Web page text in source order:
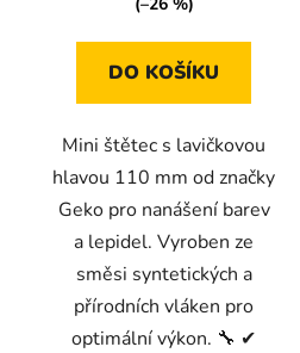
DO KOŠÍKU
Mini štětec s lavičkovou
hlavou 110 mm od značky
Geko pro nanášení barev
a lepidel. Vyroben ze
směsi syntetických a
přírodních vláken pro
optimální výkon. 🔧 ✔